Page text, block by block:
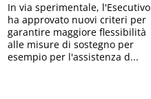
In via sperimentale, l'Esecutivo
ha approvato nuovi criteri per
garantire maggiore flessibilità
alle misure di sostegno per
esempio per l'assistenza d...